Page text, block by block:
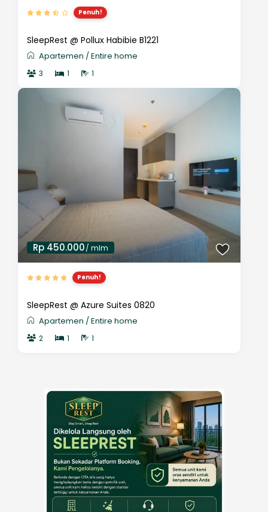
Penuh!
SleepRest @ Pollux Habibie B1221
Apartemen /Entire home
3 1 1
Rp 450.000/ mlm
Penuh!
SleepRest @ Azure Suites 0820
Apartemen /Entire home
2 1 1